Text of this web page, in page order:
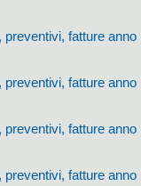
preventivi, fatture anno
preventivi, fatture anno
preventivi, fatture anno
preventivi, fatture anno